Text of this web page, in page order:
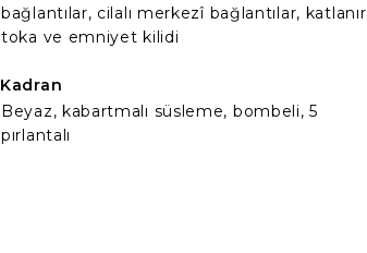
bağlantılar, cilalı merkezî bağlantılar, katlanır
toka ve emniyet kilidi
Kadran
Beyaz, kabartmalı süsleme, bombeli, 5
pırlantalı